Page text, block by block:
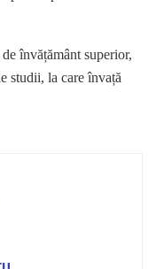
învățământ superior,
studii, la care învață